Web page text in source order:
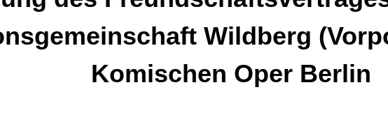
Wildberg
Komischen Oper Berlin